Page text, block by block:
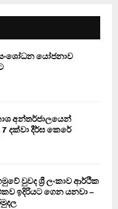
යෝජනාව
අන්තර්ජාලයෙන්
දක්වා දීර්ඝ කෙරේ
වුවද ශ්‍රී ලංකාව ආර්ථික
ඉදිරියට ගෙන යනවා –